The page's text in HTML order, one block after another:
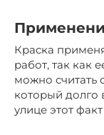
Краска
работ, так как
можно считать
который долго
улице этот